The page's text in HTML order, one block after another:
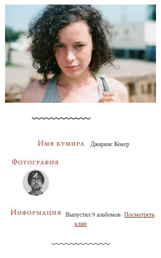
Джарвис Кокер
Выпустил 9 альбомов Посмотреть
клип